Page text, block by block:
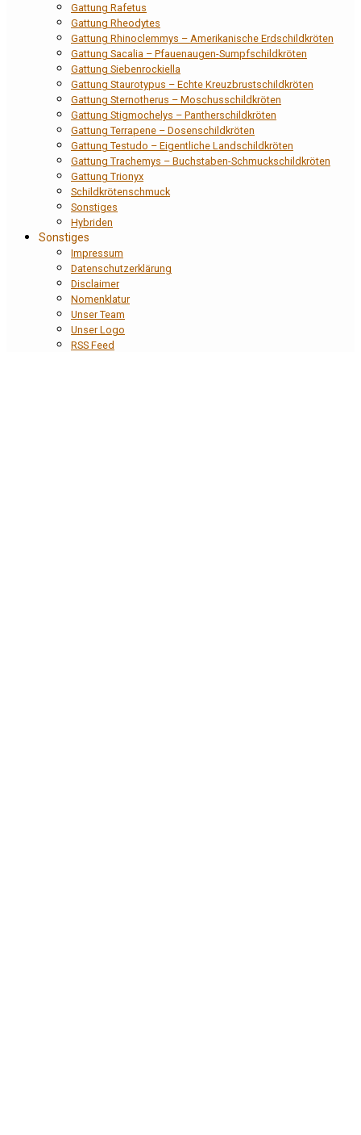
Gattung Rafetus
Gattung Rheodytes
Gattung Rhinoclemmys – Amerikanische Erdschildkröten
Gattung Sacalia – Pfauenaugen-Sumpfschildkröten
Gattung Siebenrockiella
Gattung Staurotypus – Echte Kreuzbrustschildkröten
Gattung Sternotherus – Moschusschildkröten
Gattung Stigmochelys – Pantherschildkröten
Gattung Terrapene – Dosenschildkröten
Gattung Testudo – Eigentliche Landschildkröten
Gattung Trachemys – Buchstaben-Schmuckschildkröten
Gattung Trionyx
Schildkrötenschmuck
Sonstiges
Hybriden
Sonstiges
Impressum
Datenschutzerklärung
Disclaimer
Nomenklatur
Unser Team
Unser Logo
RSS Feed